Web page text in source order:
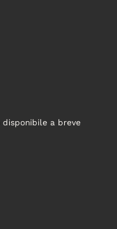
disponibile a breve